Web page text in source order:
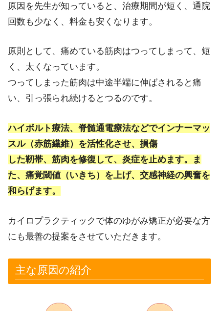
原因を先生が知っていると、治療期間が短く、通院
回数も少なく、料金も安くなります。
原則として、痛めている筋肉はつってしまって、短
く、太くなっています。
つってしまった筋肉は中途半端に伸ばされると痛
い、引っ張られ続けるとつるのです。
ハイボルト療法、脊髄通電療法などでインナーマッ
スル（赤筋繊維）を活性化させ、損傷
した靭帯、筋肉を修復して、炎症を止めます。ま
た、痛覚閾値（いきち）を上げ、交感神経の興奮を
和らげます。
カイロプラクティックで体のゆがみ矯正が必要な方
にも最善の提案をさせていただきます。
主な原因の紹介